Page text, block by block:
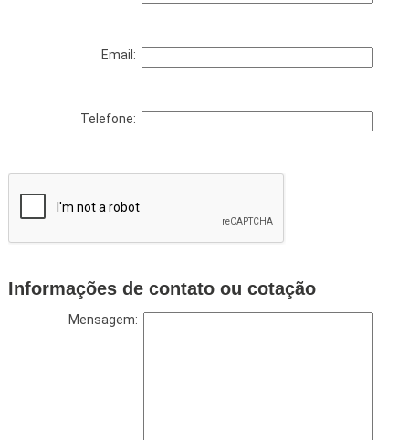
Email:
Telefone:
Informações de contato ou cotação
Mensagem: